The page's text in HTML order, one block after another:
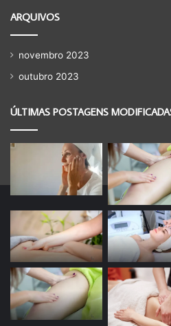
ARQUIVOS
novembro 2023
outubro 2023
ÚLTIMAS POSTAGENS